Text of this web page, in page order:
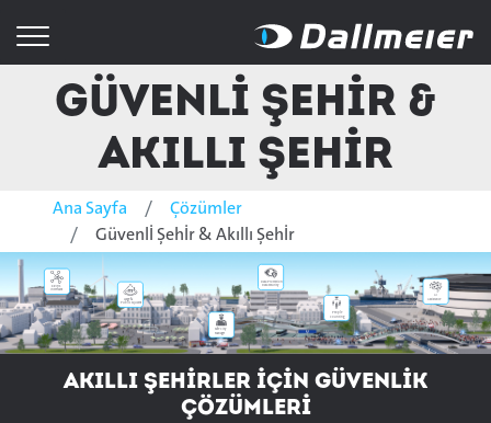
Güvenlİ Şehİr &
Akıllı Şehİr
Ana Sayfa
Çözümler
Güvenlİ Şehİr & Akıllı Şehİr
KRITIS
Interfaces
Large &
Public Squares
Safe City
Manager
Data Protection
Data Security
People
Counting
AI
Assistance
Akıllı ŞEHİRLER İÇİN GÜVENLİK
ÇÖZÜMLERİ